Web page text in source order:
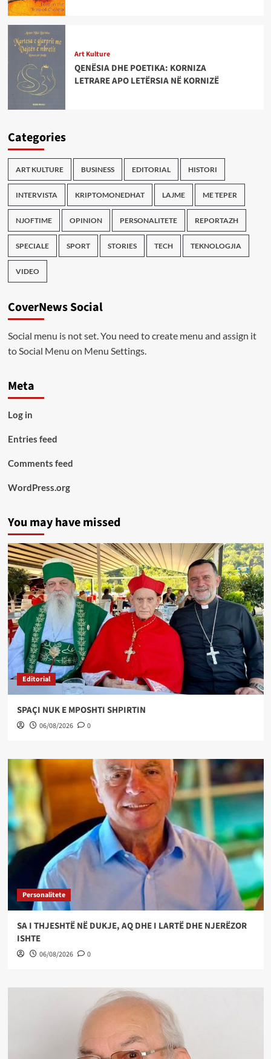
Art Kulture
QENËSIA DHE POETIKA: KORNIZA
LETRARE APO LETËRSIA NË KORNIZË
Categories
ART KULTURE BUSINESS EDITORIAL HISTORI
INTERVISTA KRIPTOMONEDHAT LAJME ME TEPER
NJOFTIME OPINION PERSONALITETE REPORTAZH
SPECIALE SPORT STORIES TECH TEKNOLOGJIA
VIDEO
CoverNews Social
Social menu is not set. You need to create menu and assign it
to Social Menu on Menu Settings.
Meta
Log in
Entries feed
Comments feed
WordPress.org
You may have missed
Editorial
SPAÇI NUK E MPOSHTI SHPIRTIN
06/08/2026 0
Personalitete
SA I THJESHTË NË DUKJE, AQ DHE I LARTË DHE NJERËZOR
ISHTE
06/08/2026 0